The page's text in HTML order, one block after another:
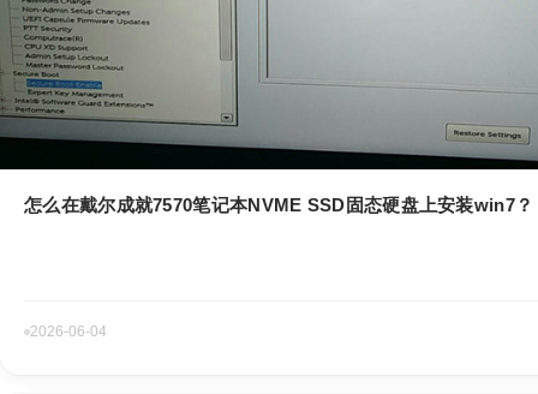
怎么在戴尔成就7570笔记本NVME SSD固态硬盘上安装win7？
2026-06-04